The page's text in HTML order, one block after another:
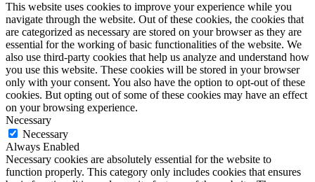
This website uses cookies to improve your experience while you
navigate through the website. Out of these cookies, the cookies that
are categorized as necessary are stored on your browser as they are
essential for the working of basic functionalities of the website. We
also use third-party cookies that help us analyze and understand how
you use this website. These cookies will be stored in your browser
only with your consent. You also have the option to opt-out of these
cookies. But opting out of some of these cookies may have an effect
on your browsing experience.
Necessary
Necessary
Always Enabled
Necessary cookies are absolutely essential for the website to
function properly. This category only includes cookies that ensures